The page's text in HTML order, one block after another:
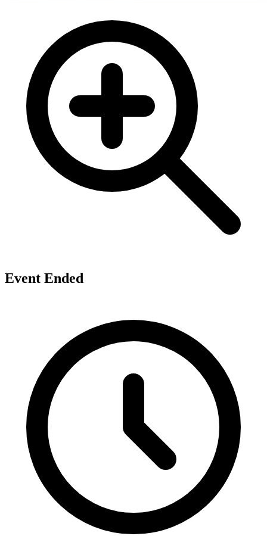
Event Ended